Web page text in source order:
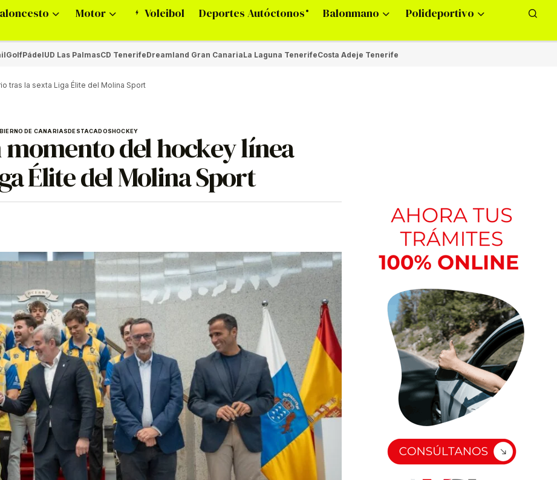
Motor Voleibol Deportes Autóctonos Balonmano Polideportivo
GolfPádelUD Las PalmasCD TenerifeDreamland Gran CanariaLa Laguna TenerifeCosta Adeje Tenerife
tras la sexta Liga Élite del Molina Sport
DE CANARIASDESTACADOSHOCKEY
del hockey línea
Élite del Molina Sport